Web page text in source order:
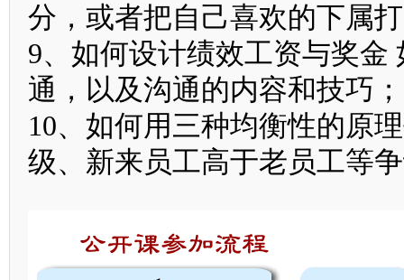
分，或者把自己喜欢的下属
9、如何设计绩效工资与奖
通，以及沟通的内容和技巧；
10、如何用三种均衡性的原
级、新来员工高于老员工等